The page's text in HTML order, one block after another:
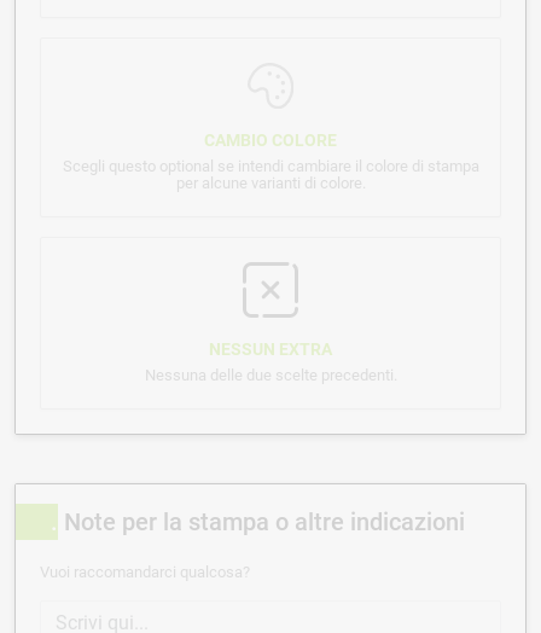
CAMBIO COLORE
Scegli questo optional se intendi cambiare il colore di stampa
per alcune varianti di colore.
NESSUN EXTRA
Nessuna delle due scelte precedenti.
Note per la stampa o altre indicazioni
Vuoi raccomandarci qualcosa?